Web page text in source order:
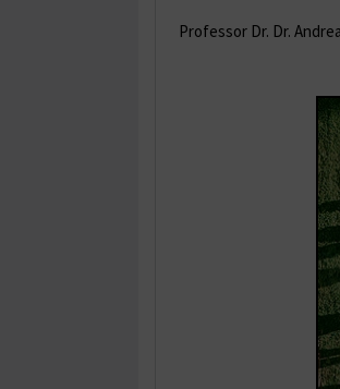
Professor Dr. Dr.